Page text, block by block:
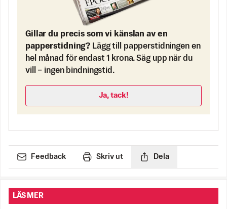
Gillar du precis som vi känslan av en
papperstidning? Lägg till papperstidningen en
hel månad för endast 1 krona. Säg upp när du
vill – ingen bindningstid.
Ja, tack!
Feedback Skriv ut Dela
LÄS MER